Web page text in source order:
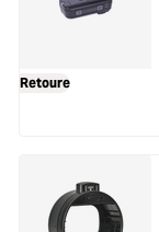
Retoure